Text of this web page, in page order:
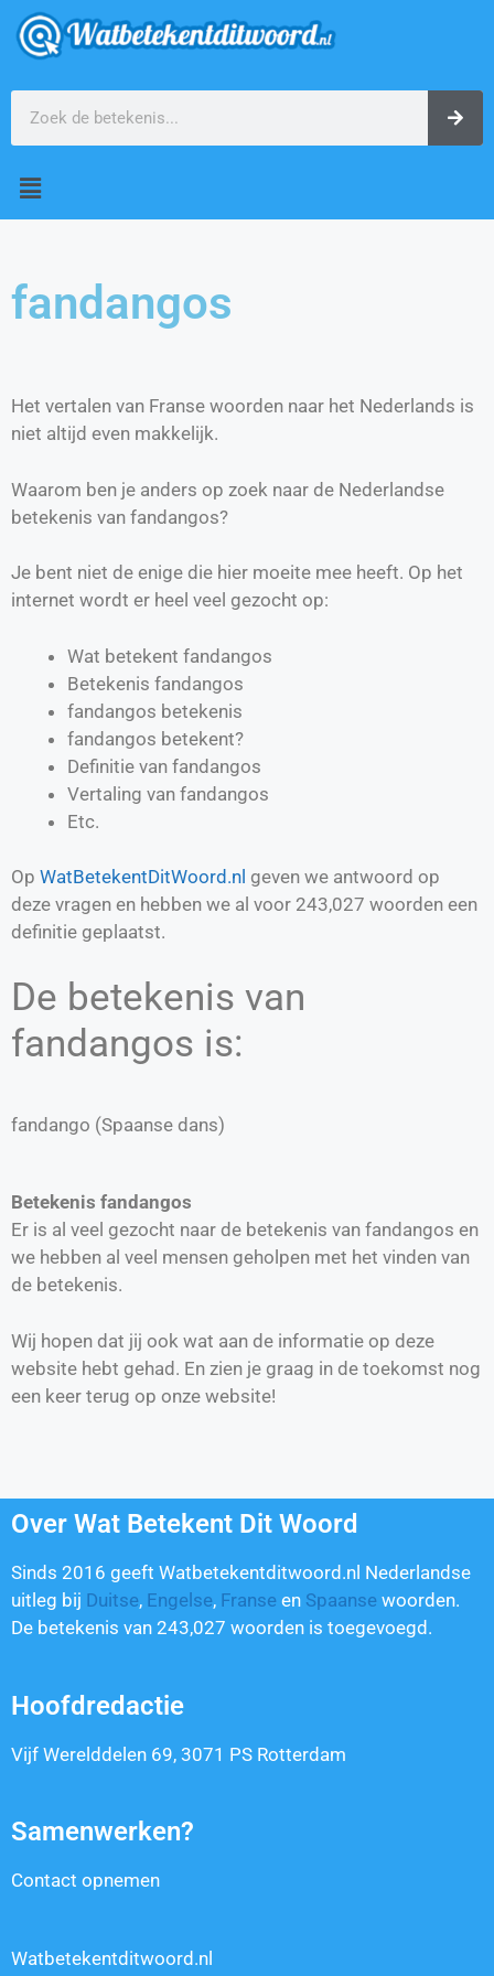
fandangos
Het vertalen van Franse woorden naar het Nederlands is
niet altijd even makkelijk.
Waarom ben je anders op zoek naar de Nederlandse
betekenis van fandangos?
Je bent niet de enige die hier moeite mee heeft. Op het
internet wordt er heel veel gezocht op:
Wat betekent fandangos
Betekenis fandangos
fandangos betekenis
fandangos betekent?
Definitie van fandangos
Vertaling van fandangos
Etc.
Op WatBetekentDitWoord.nl geven we antwoord op
deze vragen en hebben we al voor 243,027 woorden een
definitie geplaatst.
De betekenis van
fandangos is:
fandango (Spaanse dans)
Betekenis fandangos
Er is al veel gezocht naar de betekenis van fandangos en
we hebben al veel mensen geholpen met het vinden van
de betekenis.
Wij hopen dat jij ook wat aan de informatie op deze
website hebt gehad. En zien je graag in de toekomst nog
een keer terug op onze website!
Over Wat Betekent Dit Woord
Sinds 2016 geeft Watbetekentditwoord.nl Nederlandse
uitleg bij Duitse, Engelse, Franse en Spaanse woorden.
De betekenis van 243,027 woorden is toegevoegd.
Hoofdredactie
Vijf Werelddelen 69, 3071 PS Rotterdam
Samenwerken?
Contact opnemen
Watbetekentditwoord.nl